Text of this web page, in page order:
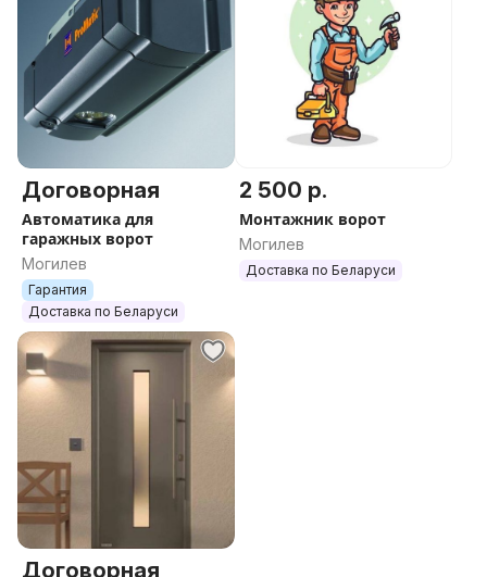
Договорная
Автоматика для
гаражных ворот
Могилев
Гарантия
Доставка по Беларуси
2 500 р.
Монтажник ворот
Могилев
Доставка по Беларуси
Договорная